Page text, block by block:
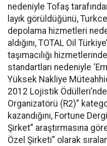
nedeniyle Tofaş
layık görüldüğünü,
depolama hizmetleri
aldığını, TOTAL Oil
taşımacılığı
standartları nedeniyle
Yüksek Nakliye
2012 Lojistik
Organizatörü (R2)”
kazandığını, Fortune
Şirket” araştırmasına
Özel Şirketi” olarak